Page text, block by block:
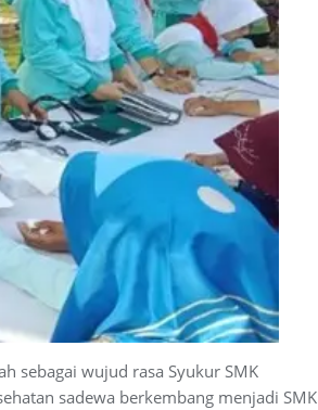
sebagai wujud rasa Syukur SMK
sadewa berkembang menjadi SMK